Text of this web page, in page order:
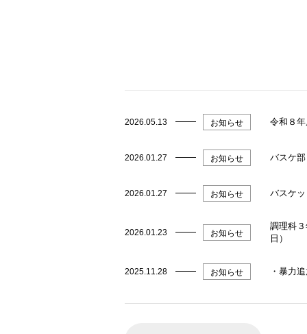
2026.05.13 お知らせ 令和８
2026.01.27 お知らせ バスケ
2026.01.27 お知らせ バスケ
2026.01.23 お知らせ
調理科
日）
2025.11.28 お知らせ ・暴力